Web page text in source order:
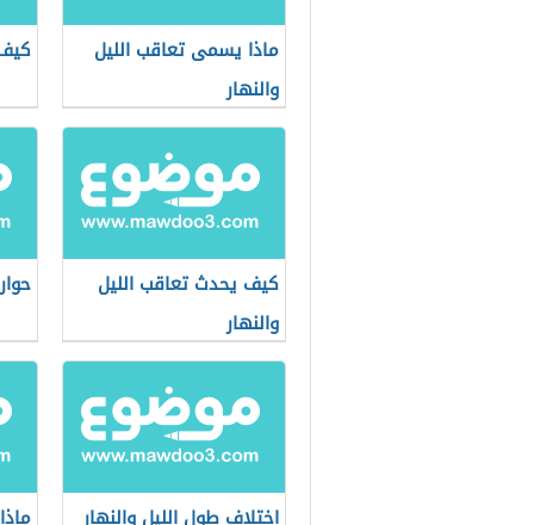
ماذا يسمى تعاقب الليل
والنهار
كيف يحدث تعاقب الليل
والنهار
اختلاف طول الليل والنهار